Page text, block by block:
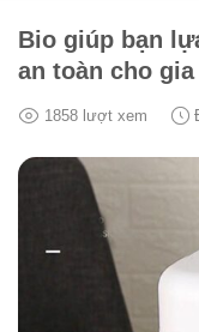
Bio giúp bạn
an toàn cho
1858 lượt xem